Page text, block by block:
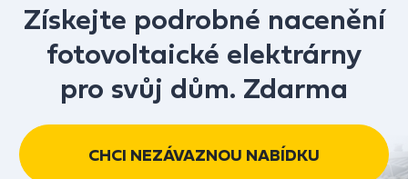
Získejte podrobné nacenění
fotovoltaické elektrárny
pro svůj dům. Zdarma
CHCI NEZÁVAZNOU NABÍDKU